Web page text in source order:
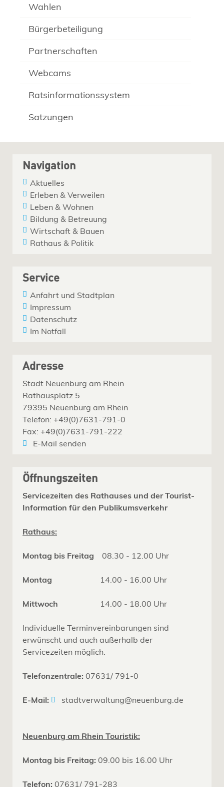
Wahlen
Bürgerbeteiligung
Partnerschaften
Webcams
Ratsinformationssystem
Satzungen
Navigation
Aktuelles
Erleben & Verweilen
Leben & Wohnen
Bildung & Betreuung
Wirtschaft & Bauen
Rathaus & Politik
Service
Anfahrt und Stadtplan
Impressum
Datenschutz
Im Notfall
Adresse
Stadt Neuenburg am Rhein
Rathausplatz 5
79395 Neuenburg am Rhein
Telefon: +49(0)7631-791-0
Fax: +49(0)7631-791-222
E-Mail senden
Öffnungszeiten
Servicezeiten des Rathauses und der Tourist-
Information für den Publikumsverkehr
Rathaus:
Montag bis Freitag 08.30 - 12.00 Uhr
Montag 14.00 - 16.00 Uhr
Mittwoch 14.00 - 18.00 Uhr
Individuelle Terminvereinbarungen sind
erwünscht und auch außerhalb der
Servicezeiten möglich.
Telefonzentrale: 07631/ 791-0
E-Mail: stadtverwaltung@neuenburg.de
Neuenburg am Rhein Touristik:
Montag bis Freitag: 09.00 bis 16.00 Uhr
Telefon: 07631/ 791-283